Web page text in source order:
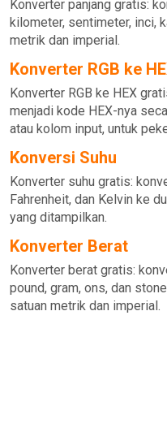
Konverter panjang gratis:
kilometer, sentimeter, inci,
metrik dan imperial.
Konverter RGB ke
Konverter RGB ke HEX
menjadi kode HEX-nya
atau kolom input, untuk
Konversi Suhu
Konverter suhu gratis:
Fahrenheit, dan Kelvin ke
yang ditampilkan.
Konverter Berat
Konverter berat gratis:
pound, gram, ons, dan
satuan metrik dan imperial.